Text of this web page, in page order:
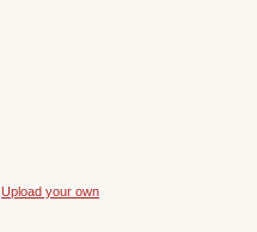
Upload your own